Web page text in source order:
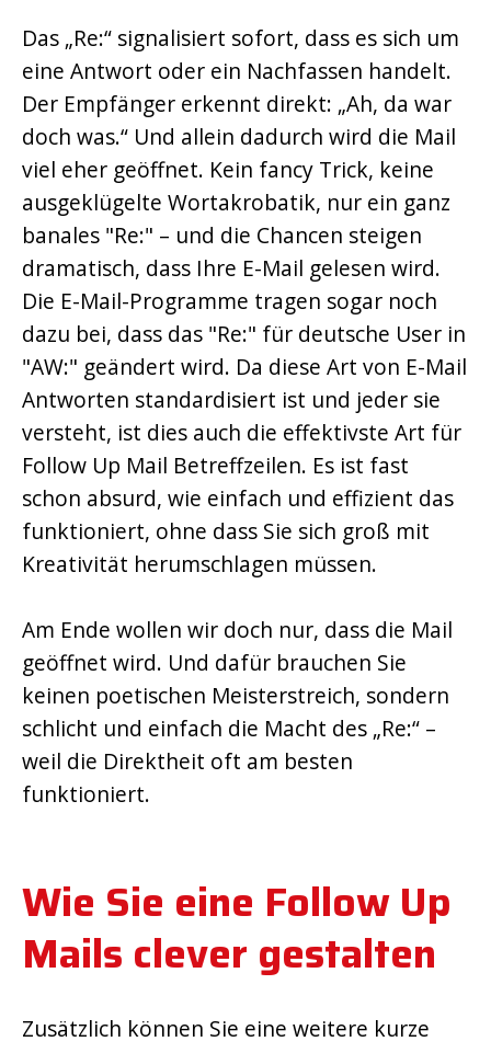
Das „Re:“ signalisiert sofort, dass es sich um
eine Antwort oder ein Nachfassen handelt.
Der Empfänger erkennt direkt: „Ah, da war
doch was.“ Und allein dadurch wird die Mail
viel eher geöffnet. Kein fancy Trick, keine
ausgeklügelte Wortakrobatik, nur ein ganz
banales "Re:" – und die Chancen steigen
dramatisch, dass Ihre E-Mail gelesen wird.
Die E-Mail-Programme tragen sogar noch
dazu bei, dass das "Re:" für deutsche User in
"AW:" geändert wird. Da diese Art von E-Mail
Antworten standardisiert ist und jeder sie
versteht, ist dies auch die effektivste Art für
Follow Up Mail Betreffzeilen. Es ist fast
schon absurd, wie einfach und effizient das
funktioniert, ohne dass Sie sich groß mit
Kreativität herumschlagen müssen.
Am Ende wollen wir doch nur, dass die Mail
geöffnet wird. Und dafür brauchen Sie
keinen poetischen Meisterstreich, sondern
schlicht und einfach die Macht des „Re:“ –
weil die Direktheit oft am besten
funktioniert.
Wie Sie eine Follow Up
Mails clever gestalten
Zusätzlich können Sie eine weitere kurze